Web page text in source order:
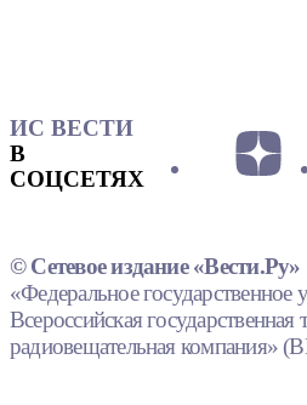
ИС ВЕСТИ
В
СОЦСЕТЯХ
© Сетевое издание «Вести.Ру»
«Федеральное государственное
Всероссийская государственная
радиовещательная компания»